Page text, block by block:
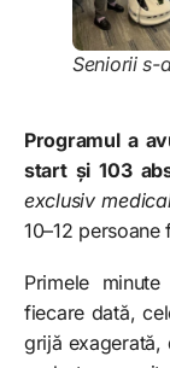
Seniorii s-
Programul a
start și 103
exclusiv
10–12
Primele
fiecare dată,
grijă exagerată,